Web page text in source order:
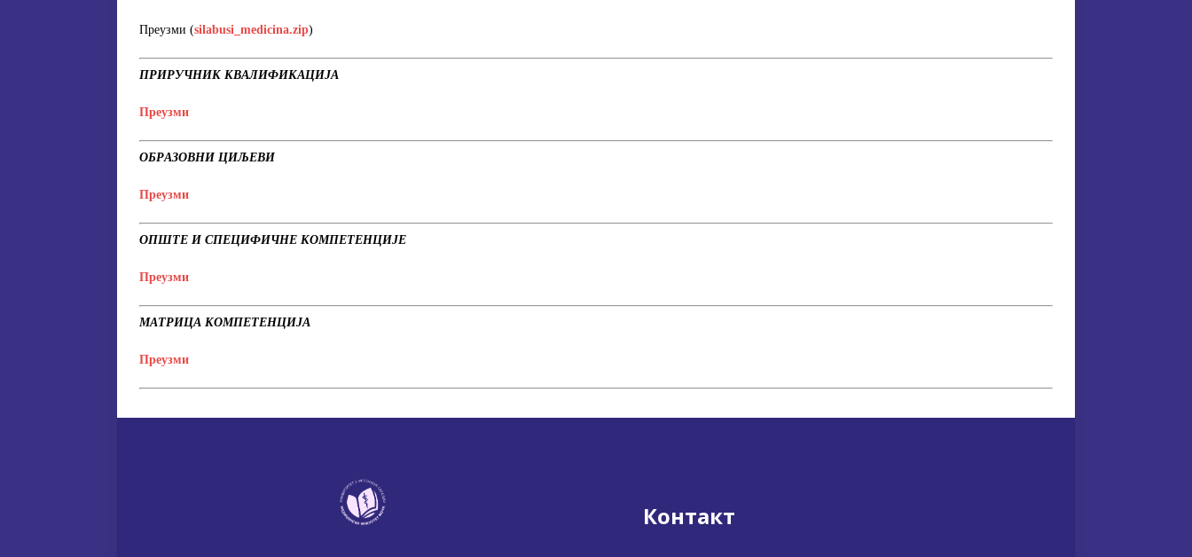
Преузми (silabusi_medicina.zip)
ПРИРУЧНИК КВАЛИФИКАЦИЈА
Преузми
ОБРАЗОВНИ ЦИЉЕВИ
Преузми
ОПШТЕ И СПЕЦИФИЧНЕ КОМПЕТЕНЦИЈЕ
Преузми
МАТРИЦА КОМПЕТЕНЦИЈА
Преузми
Контакт